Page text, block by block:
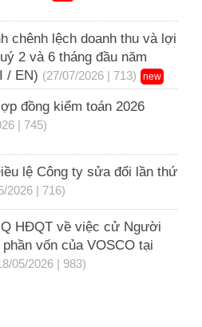
chênh lệch doanh thu và lợi
2 và 6 tháng đầu năm
/ EN) (27/07/2026 | 713) new
đồng kiểm toán 2026
| 745)
lệ Công ty sửa đổi lần thứ
2026 | 716)
HĐQT về việc cử Người
vốn của VOSCO tại
05/2026 | 983)